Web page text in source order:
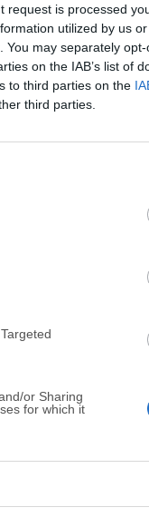
request is processed
utilized by us
may separately
on the IAB’s list of
to third parties on the
third parties.
or Sharing
for which it
Adobe Photoshop CC 2026
Cleamio
TradingView
TradingView - Track All